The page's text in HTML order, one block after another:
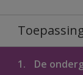
1. De